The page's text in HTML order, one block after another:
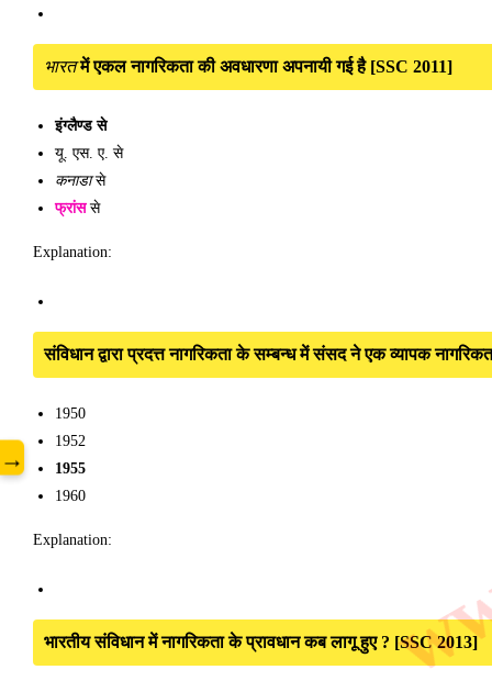
भारतमें एकल नागरिकता की अवधारणा अपनायी गई है [SSC 2011]
इंग्लैण्ड से
यू. एस. ए. से
कनाडासे
फ्रांससे
Explanation:
संविधान द्वारा प्रदत्त नागरिकता के सम्बन्ध में संसद ने एक व्यापक
1950
1952
1955
1960
Explanation:
भारतीय संविधान में नागरिकता के प्रावधान कब लागू हुए ? [SSC 2013]
→